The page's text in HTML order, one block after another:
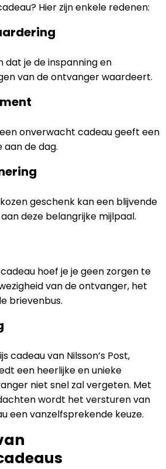
Hier zijn enkele redenen:
dat je de inspanning en
van de ontvanger waardeert.
onverwacht cadeau geeft een
de dag.
geschenk kan een blijvende
deze belangrijke mijlpaal.
hoef je je geen zorgen te
van de ontvanger, het
brievenbus.
cadeau van Nilsson’s Post,
een heerlijke en unieke
niet snel zal vergeten. Met
wordt het versturen van
een vanzelfsprekende keuze.